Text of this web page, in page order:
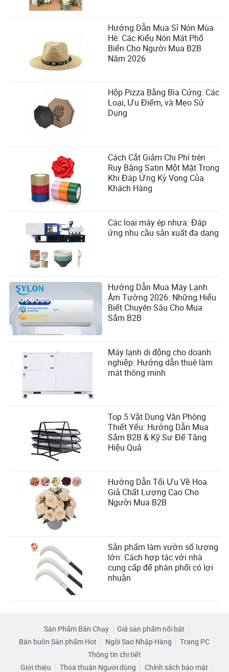
Hướng Dẫn Mua Sỉ Nón Mùa
Hè: Các Kiểu Nón Mát Phổ
Biến Cho Người Mua B2B
Năm 2026
Hộp Pizza Bằng Bìa Cứng: Các
Loại, Ưu Điểm, và Mẹo Sử
Dụng
Cách Cắt Giảm Chi Phí trên
Ruy Băng Satin Một Mặt Trong
Khi Đáp Ứng Kỳ Vọng Của
Khách Hàng
Các loại máy ép nhựa: Đáp
ứng nhu cầu sản xuất đa dạng
Hướng Dẫn Mua Máy Lạnh
Âm Tường 2026: Những Hiểu
Biết Chuyên Sâu Cho Mua
Sắm B2B
Máy lạnh di động cho doanh
nghiệp: Hướng dẫn thuê làm
mát thông minh
Top 5 Vật Dụng Văn Phòng
Thiết Yếu: Hướng Dẫn Mua
Sắm B2B & Kỹ Sư Để Tăng
Hiệu Quả
Hướng Dẫn Tối Ưu Về Hoa
Giả Chất Lượng Cao Cho
Người Mua B2B
Sản phẩm làm vườn số lượng
lớn: Cách hợp tác với nhà
cung cấp để phân phối có lợi
nhuận
Sản Phẩm Bán Chạy
Giá sản phẩm nổi bật
Bán buôn Sản phẩm Hot
Ngôi Sao Nhập Hàng
Trang PC
Thông tin chi tiết
Giới thiệu
Thỏa thuận Người dùng Chính sách bảo mật